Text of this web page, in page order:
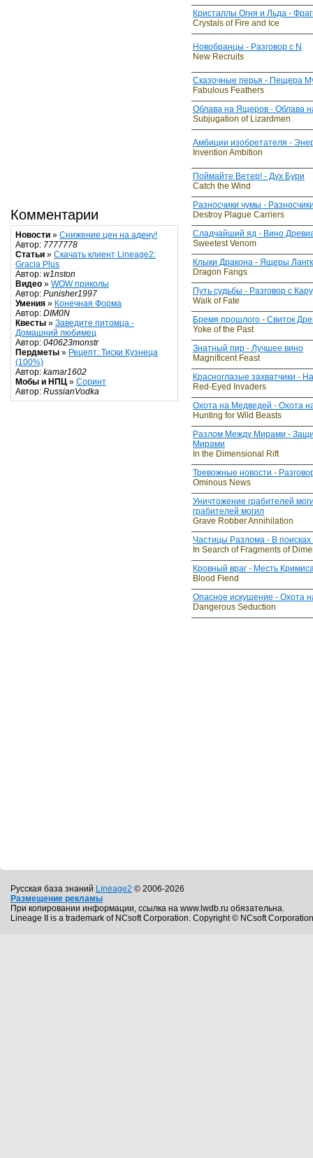
Комментарии
Новости » Снижение цен на адену!
Автор: 7777778
Статьи » Скачать клиент Lineage2:
Gracia Plus
Автор: w1nston
Видео » WOW приколы
Автор: Punisher1997
Умения » Конечная Форма
Автор: DIM0N
Квесты » Заведите питомца -
Домашний любимец
Автор: 040623monstr
Пердметы » Рецепт: Тиски Кузнеца
(100%)
Автор: kamar1602
Мобы и НПЦ » Соринт
Автор: RussianVodka
Кристаллы Огня и Льда -
Crystals of Fire and Ice
Новобранцы - Разговор с N
New Recruits
Сказочные перья - Пещера
Fabulous Feathers
Облава на Ящеров - Облава
Subjugation of Lizardmen
Амбиции изобретателя -
Invention Ambition
Поймайте Ветер! - Дух Бури
Catch the Wind
Разносчики чумы -
Destroy Plague Carriers
Сладчайший яд - Вино
Sweetest Venom
Клыки Дракона - Ящеры Лангк
Dragon Fangs
Путь судьбы - Разговор с
Walk of Fate
Бремя прошлого - Свиток
Yoke of the Past
Знатный пир - Лучшее вино
Magnificent Feast
Красноглазые захватчики -
Red-Eyed Invaders
Охота на Медведей - Охота
Hunting for Wild Beasts
Разлом Между Мирами -
Мирами
In the Dimensional Rift
Тревожные новости -
Ominous News
Уничтожение грабителей
грабителей могил
Grave Robber Annihilation
Частицы Разлома - В
In Search of Fragments of
Кровный враг - Месть
Blood Fiend
Опасное искушение - Охота
Dangerous Seduction
Русская база знаний Lineage2 © 2006-2026
Размещение рекламы
При копировании информации, ссылка на www.lwdb.ru обязательна.
Lineage II is a trademark of NCsoft Corporation. Copyright © NCsoft